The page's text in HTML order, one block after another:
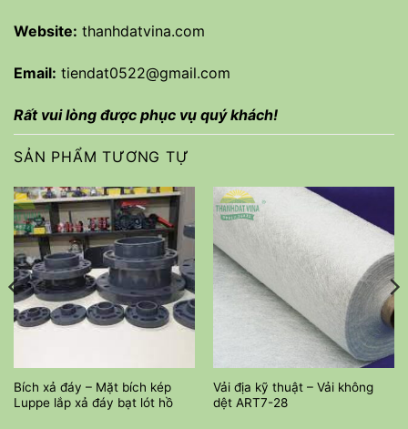
Website: thanhdatvina.com
Email: tiendat0522@gmail.com
Rất vui lòng được phục vụ quý khách!
SẢN PHẨM TƯƠNG TỰ
Bích xả đáy – Mặt bích kép
Luppe lắp xả đáy bạt lót hồ
Vải địa kỹ thuật – Vải không
dệt ART7-28